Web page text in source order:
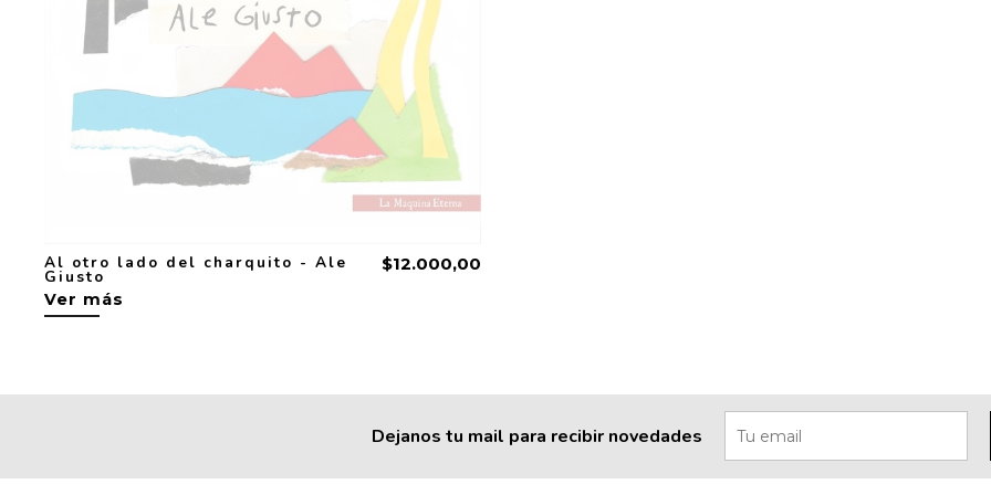
Al otro lado del charquito - Ale
Giusto
$12.000,00
Ver más
Dejanos tu mail para recibir novedades